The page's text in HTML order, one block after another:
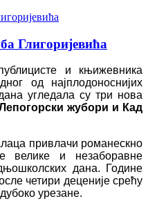
Глигоријевића
и књижевника
од најплодоноснијих
угледала су три нова
жубори и Кад
привлачи романескно
велике и незаборавне
дана. Године
четири деценије срећу
урезане.